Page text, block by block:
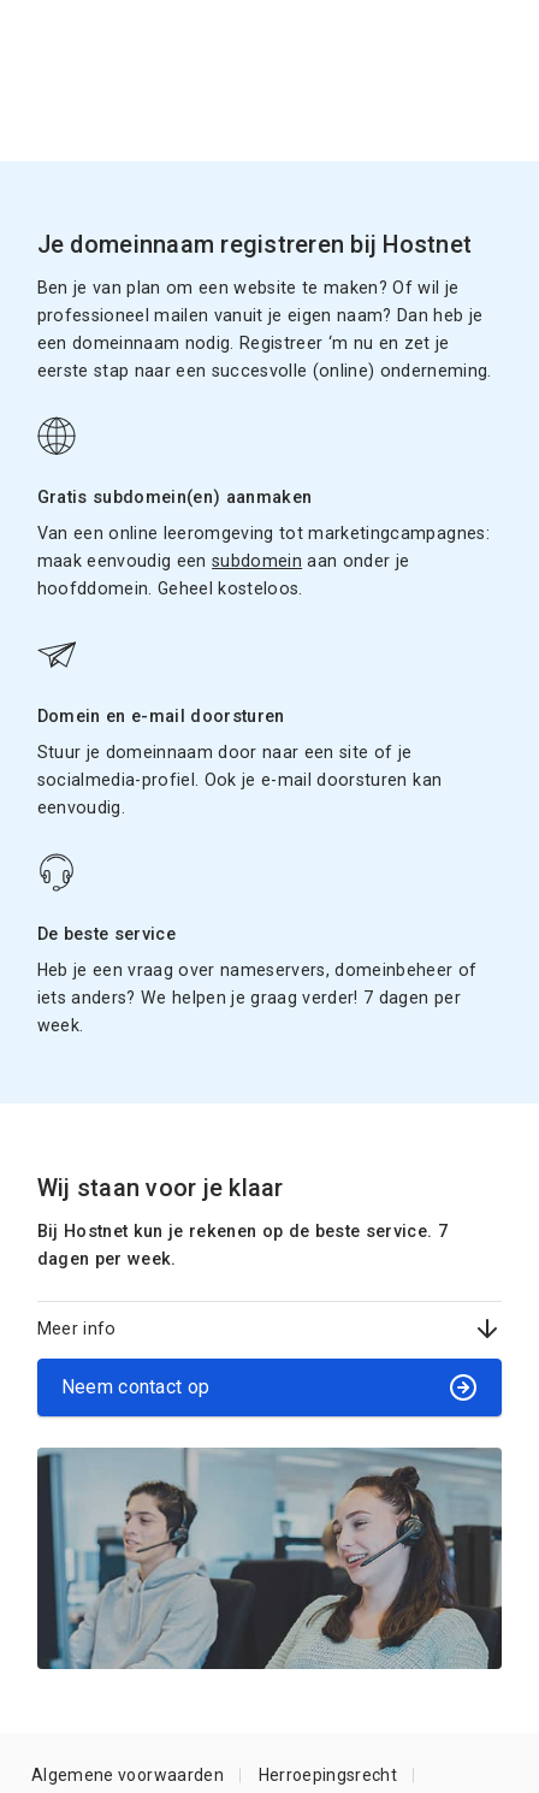
Je domeinnaam registreren bij Hostnet
Ben je van plan om een website te maken? Of wil je
professioneel mailen vanuit je eigen naam? Dan heb je
een domeinnaam nodig. Registreer ‘m nu en zet je
eerste stap naar een succesvolle (online) onderneming.
Gratis subdomein(en) aanmaken
Van een online leeromgeving tot marketingcampagnes:
maak eenvoudig eensubdomein aan onder je
hoofddomein. Geheel kosteloos.
Domein en e-mail doorsturen
Stuur je domeinnaam door naar een site of je
socialmedia-profiel. Ook je e-mail doorsturen kan
eenvoudig.
De beste service
Heb je een vraag over nameservers, domeinbeheer of
iets anders? We helpen je graag verder! 7 dagen per
week.
Wij staan voor je klaar
Bij Hostnet kun je rekenen op de beste service. 7
dagen per week.
Meer info
Neem contact op
Algemene voorwaarden Herroepingsrecht